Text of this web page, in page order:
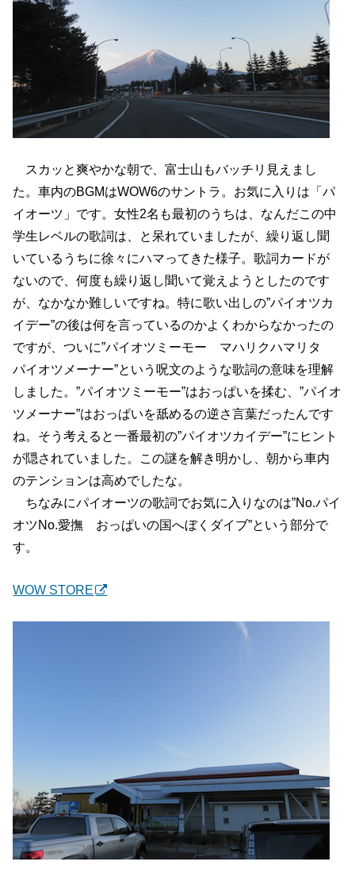
スカッと爽やかな朝で、富士山もバッチリ見えまし
た。車内のBGMはWOW6のサントラ。お気に入りは「パ
イオーツ」です。女性2名も最初のうちは、なんだこの中
学生レベルの歌詞は、と呆れていましたが、繰り返し聞
いているうちに徐々にハマってきた様子。歌詞カードが
ないので、何度も繰り返し聞いて覚えようとしたのです
が、なかなか難しいですね。特に歌い出しの”パイオツカ
イデー”の後は何を言っているのかよくわからなかったの
ですが、ついに”パイオツミーモー マハリクハマリタ
パイオツメーナー”という呪文のような歌詞の意味を理解
しました。”パイオツミーモー”はおっぱいを揉む、”パイオ
ツメーナー”はおっぱいを舐めるの逆さ言葉だったんです
ね。そう考えると一番最初の”パイオツカイデー”にヒント
が隠されていました。この謎を解き明かし、朝から車内
のテンションは高めでしたな。
ちなみにパイオーツの歌詞でお気に入りなのは”No.パイ
オツNo.愛撫 おっぱいの国へぼくダイブ”という部分で
す。
WOW STORE